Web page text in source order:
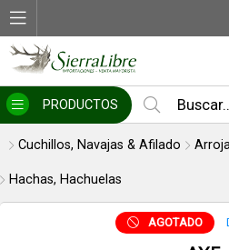
PRODUCTOS
Cuchillos, Navajas & Afilado
Hachas, Hachuelas
AGOTADO